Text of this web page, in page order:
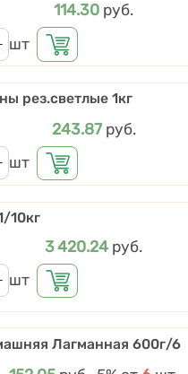
Цена
114.30 руб.
шт
рез.светлые 1кг
Цена
243.87 руб.
шт
10кг
Цена
3 420.24 руб.
шт
Лагманная 600г/6